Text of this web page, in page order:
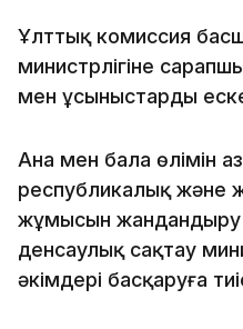
Ұлттық комиссия
министрлігіне
мен ұсыныстарды
Ана мен бала өлімін
республикалық және
жұмысын жандандыру
денсаулық сақтау
әкімдері басқаруға